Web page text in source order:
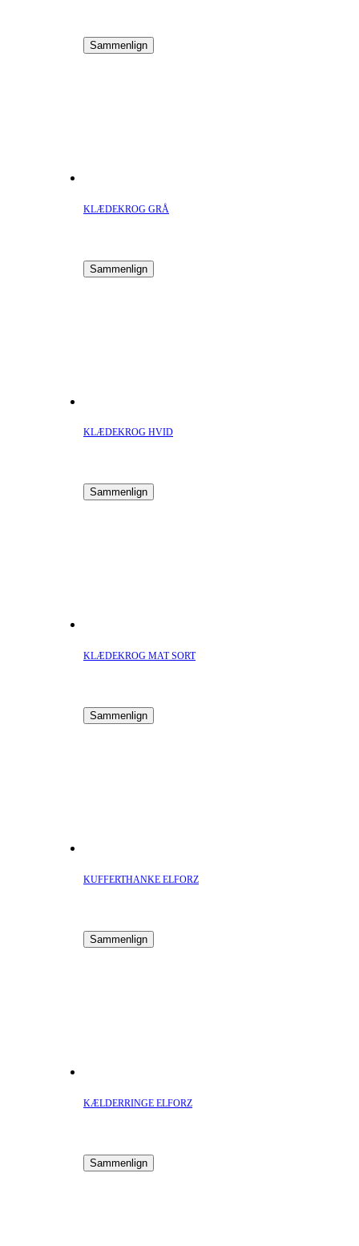
Sammenlign
KLÆDEKROG GRÅ
Sammenlign
KLÆDEKROG HVID
Sammenlign
KLÆDEKROG MAT SORT
Sammenlign
KUFFERTHANKE ELFORZ
Sammenlign
KÆLDERRINGE ELFORZ
Sammenlign